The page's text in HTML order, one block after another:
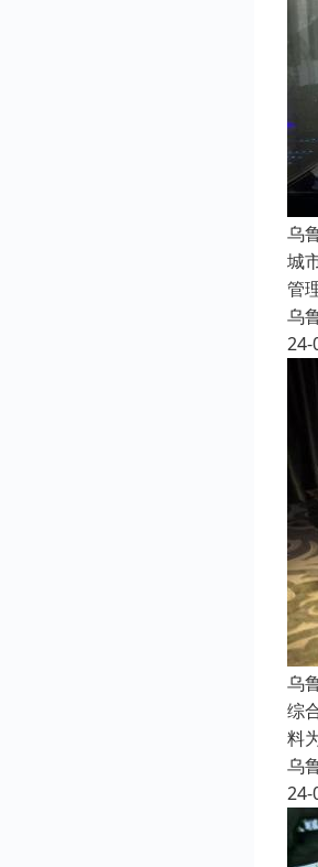
乌
城
管
乌
24-
乌
综
料
乌
24-